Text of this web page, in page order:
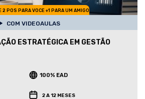
2 POS PARA VOCE +1 PARA UM AMIGO
COM VIDEOAULAS
ESTRATÉGICA EM GESTÃO
100% EAD
2 A 12 MESES